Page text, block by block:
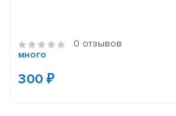
0 отзывов
много
300 ₽